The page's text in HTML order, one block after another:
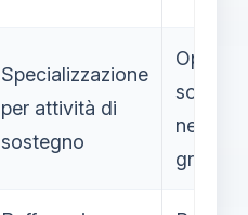
Specializzazione
per attività di
sostegno
nelle